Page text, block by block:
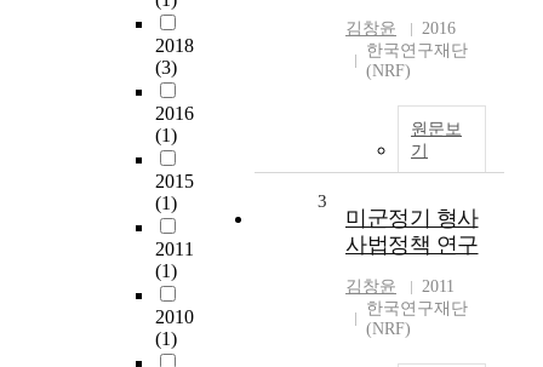
2018
(3)
2016
(1)
2015
(1)
2011
(1)
2010
(1)
김창윤
2016
한국연구재단
(NRF)
원문보
기
3
미군정기 형사
사법정책 연구
김창윤
2011
한국연구재단
(NRF)